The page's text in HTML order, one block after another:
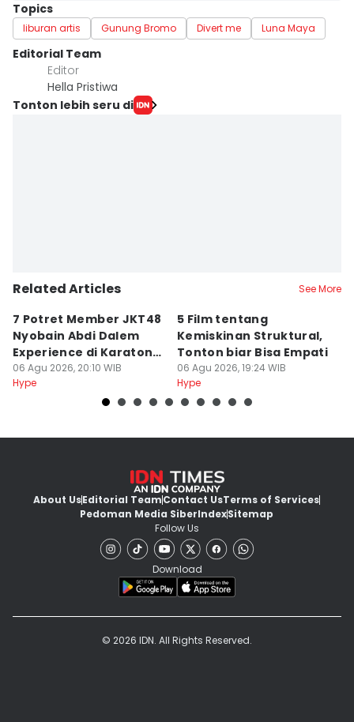
Topics
liburan artis Gunung Bromo Divert me Luna Maya
Editorial Team
Editor
Hella Pristiwa
Tonton lebih seru di
Related Articles See More
7 Potret Member JKT48
Nyobain Abdi Dalem
Experience di Karaton
Yogyakarta
06 Agu 2026, 20:10 WIB
Hype
5 Film tentang
Kemiskinan Struktural,
Tonton biar Bisa Empati
06 Agu 2026, 19:24 WIB
Hype
About UsEditorial TeamContact UsTerms of Services
Pedoman Media SiberIndexSitemap
Follow Us
Download
© 2026 IDN. All Rights Reserved.